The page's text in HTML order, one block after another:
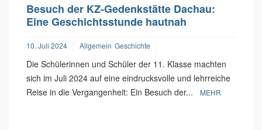
Besuch der KZ-Gedenkstätte Dachau:
Eine Geschichtsstunde hautnah
10. Juli 2024 Allgemein Geschichte
Die Schülerinnen und Schüler der 11. Klasse machten
sich im Juli 2024 auf eine eindrucksvolle und lehrreiche
Reise in die Vergangenheit: Ein Besuch der...
MEHR